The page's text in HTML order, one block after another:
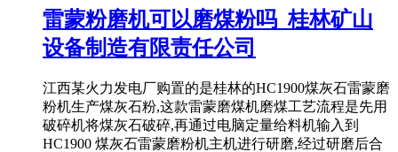
雷蒙粉磨机可以磨煤粉吗_桂林矿山
设备制造有限责任公司
江西某火力发电厂购置的是桂林的HC1900煤灰石雷蒙磨
粉机生产煤灰石粉,这款雷蒙磨煤机磨煤工艺流程是先用
破碎机将煤灰石破碎,再通过电脑定量给料机输入到
HC1900 煤灰石雷蒙磨粉机主机进行研磨,经过研磨后合